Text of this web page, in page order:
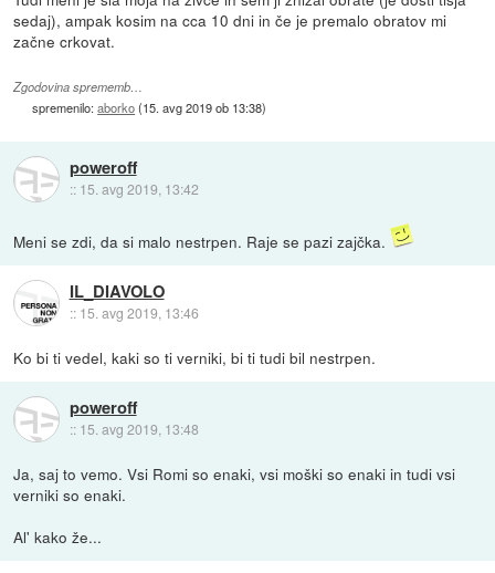
sedaj), ampak kosim na cca 10 dni in če je premalo obratov mi
začne crkovat.
Zgodovina sprememb…
spremenilo:aborko(15. avg 2019 ob 13:38)
poweroff
:: 15. avg 2019, 13:42
Meni se zdi, da si malo nestrpen. Raje se pazi zajčka.
IL_DIAVOLO
:: 15. avg 2019, 13:46
Ko bi ti vedel, kaki so ti verniki, bi ti tudi bil nestrpen.
poweroff
:: 15. avg 2019, 13:48
Ja, saj to vemo. Vsi Romi so enaki, vsi moški so enaki in tudi vsi
verniki so enaki.
Al' kako že...